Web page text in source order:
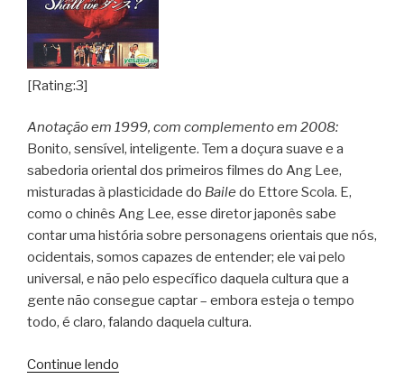
[Rating:3]
Anotação em 1999, com complemento em 2008:
Bonito, sensível, inteligente. Tem a doçura suave e a
sabedoria oriental dos primeiros filmes do Ang Lee,
misturadas à plasticidade do Baile do Ettore Scola. E,
como o chinês Ang Lee, esse diretor japonês sabe
contar uma história sobre personagens orientais que nós,
ocidentais, somos capazes de entender; ele vai pelo
universal, e não pelo específico daquela cultura que a
gente não consegue captar – embora esteja o tempo
todo, é claro, falando daquela cultura.
Continue lendo